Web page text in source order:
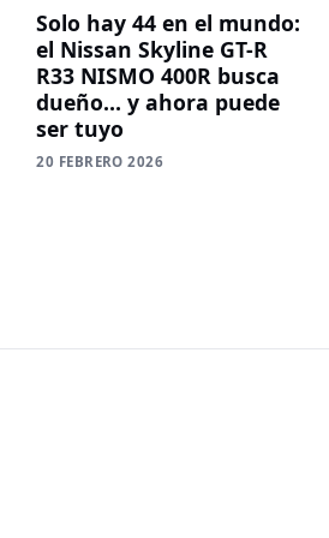
Solo hay 44 en el mundo:
el Nissan Skyline GT-R
R33 NISMO 400R busca
dueño… y ahora puede
ser tuyo
20 FEBRERO 2026